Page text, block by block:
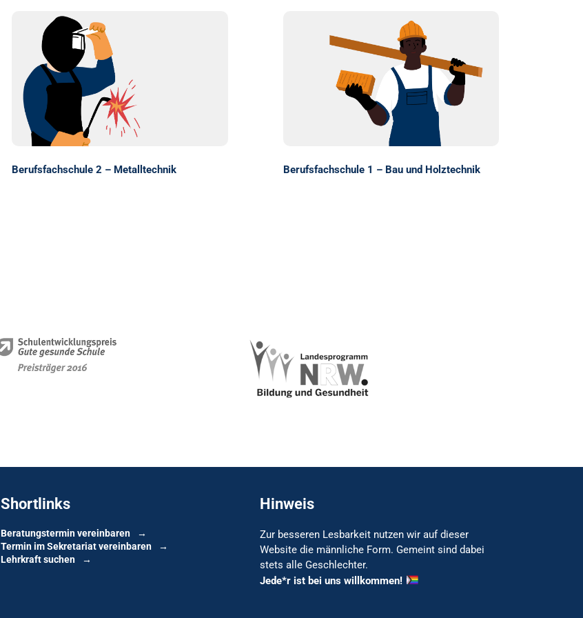
Berufsfachschule 2 – Metalltechnik Berufsfachschule 1 – Bau und Holztechnik
Shortlinks
Beratungstermin vereinbaren
Termin im Sekretariat vereinbaren
Lehrkraft suchen
Hinweis
Zur besseren Lesbarkeit nutzen wir auf dieser
Website die männliche Form. Gemeint sind dabei
stets alle Geschlechter.
Jede*r ist bei uns willkommen!